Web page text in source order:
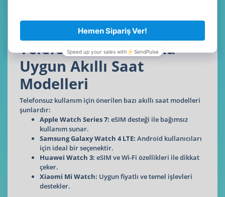
göz önünde bulundurulmalıdır.
Telefonsuz Kullanıma
Uygun Akıllı Saat
Modelleri
Telefonsuz kullanım için önerilen bazı akıllı saat modelleri
şunlardır:
Apple Watch Series 7: eSIM desteği ile bağımsız
kullanım sunar.
Samsung Galaxy Watch 4 LTE: Android kullanıcıları
için ideal bir seçenektir.
Huawei Watch 3: eSIM ve Wi-Fi özellikleri ile dikkat
çeker.
Xiaomi Mi Watch: Uygun fiyatlı ve temel işlevleri
destekler.